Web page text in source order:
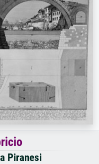
olio scuro, nudo in piedi vicino a un
albero.
Piranesi